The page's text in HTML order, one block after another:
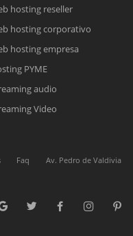
electrónico con el enlace a
online.
a la brevedad.
sus datos personales.
hosting reseller
hosting corporativo
hosting empresa
PYME
audio
Video
Faq
Av. Pedro de Valdivia